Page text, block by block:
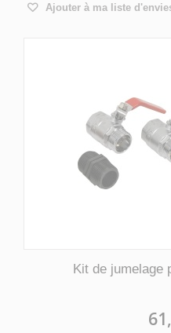
Ajouter à ma liste
Kit de jumelage